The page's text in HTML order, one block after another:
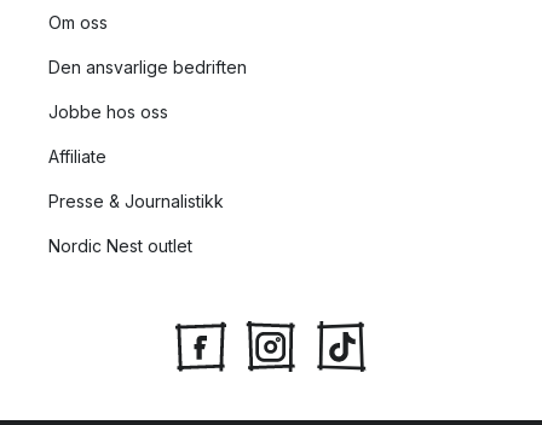
Om oss
Den ansvarlige bedriften
Jobbe hos oss
Affiliate
Presse & Journalistikk
Nordic Nest outlet